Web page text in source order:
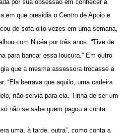
por sua obsessão em conhecer a
em que presidia o Centro de Apoio e
de sofá oito vezes em uma semana,
com Nicéa por três anos. “Tive de
para bancar essa loucura.” Em outro
que a mesma assessora trocasse a
“Ela berrava que aquilo, uma cadeira
não servia para ela. Tinha de ser um
não se sabe quem pagou a conta.
uma, à tarde, outra”, como conta a